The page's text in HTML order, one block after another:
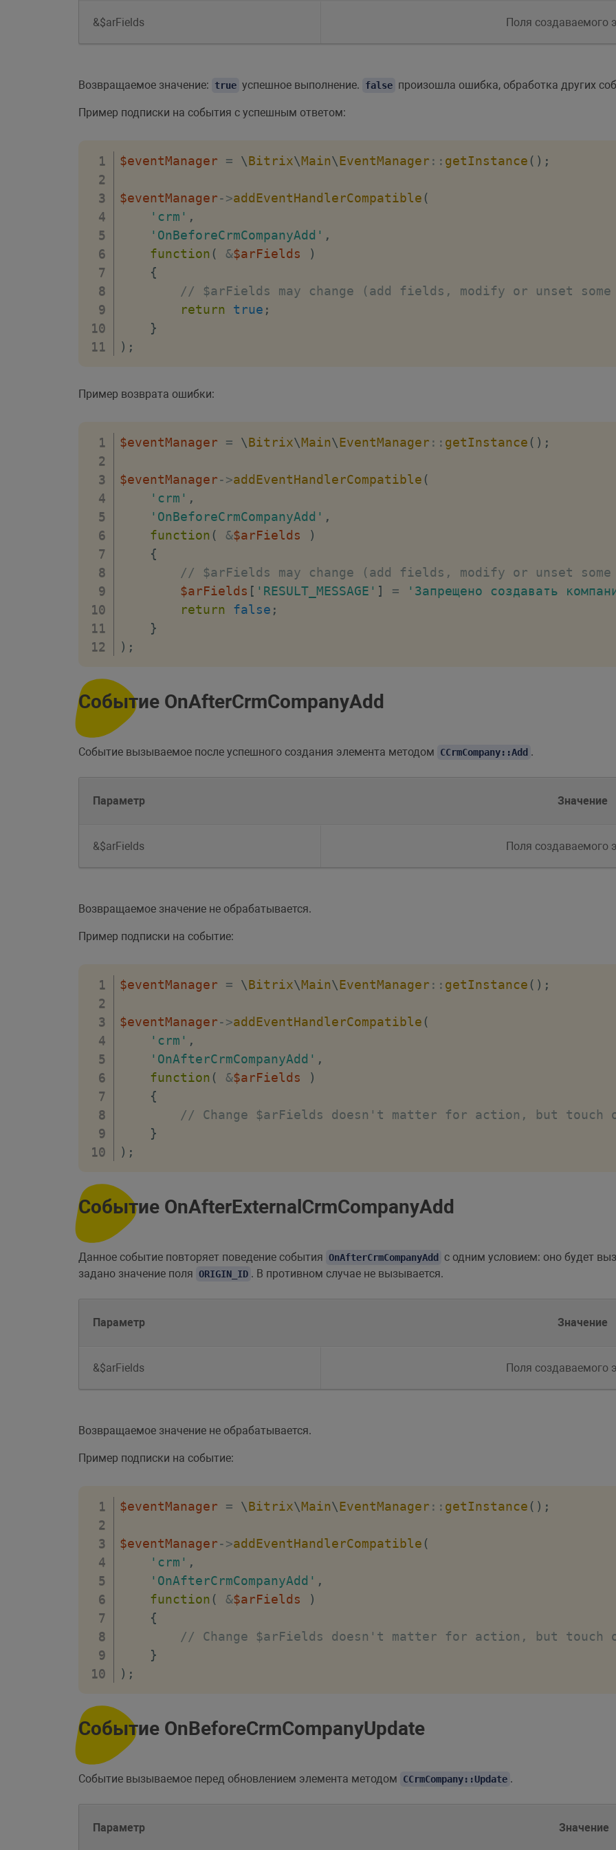
&$arFields Поля создаваемого
Возвращаемое значение: true успешное выполнение. false произошла ошибка, обработка других
Пример подписки на события с успешным ответом:
$eventManager = \Bitrix\Main\EventManager :: getInstance ( ) ;
$eventManager->addEventHandlerCompatible (
'crm' ,
'OnBeforeCrmCompanyAdd' ,
function ( &$arFields
)
{
// $arFields may change (add fields, modify or unset some
return
true ;
}
) ;
Пример возврата ошибки:
$eventManager = \Bitrix\Main\EventManager :: getInstance ( ) ;
$eventManager->addEventHandlerCompatible (
'crm' ,
'OnBeforeCrmCompanyAdd' ,
function ( &$arFields
)
{
// $arFields may change (add fields, modify or unset some
$arFields [ 'RESULT_MESSAGE' ] = 'Запрещено создавать
return
false ;
}
) ;
Событие OnAfterCrmCompanyAdd
Событие вызываемое после успешного создания элемента методом CCrmCompany::Add .
Параметр Значение
&$arFields Поля создаваемого
Возвращаемое значение не обрабатывается.
Пример подписки на событие:
$eventManager = \Bitrix\Main\EventManager :: getInstance ( ) ;
$eventManager->addEventHandlerCompatible (
'crm' ,
'OnAfterCrmCompanyAdd' ,
function ( &$arFields
)
{
// Change $arFields doesn't matter for action, but touch
}
) ;
Событие OnAfterExternalCrmCompanyAdd
Данное событие повторяет поведение события OnAfterCrmCompanyAdd
с одним условием: оно будет
задано значение поля ORIGIN_ID . В противном случае не вызывается.
Параметр Значение
&$arFields Поля создаваемого
Возвращаемое значение не обрабатывается.
Пример подписки на событие:
$eventManager = \Bitrix\Main\EventManager :: getInstance ( ) ;
$eventManager->addEventHandlerCompatible (
'crm' ,
'OnAfterCrmCompanyAdd' ,
function ( &$arFields
)
{
// Change $arFields doesn't matter for action, but touch
}
) ;
Событие OnBeforeCrmCompanyUpdate
Событие вызываемое перед обновлением элемента методом CCrmCompany::Update .
Параметр Значение